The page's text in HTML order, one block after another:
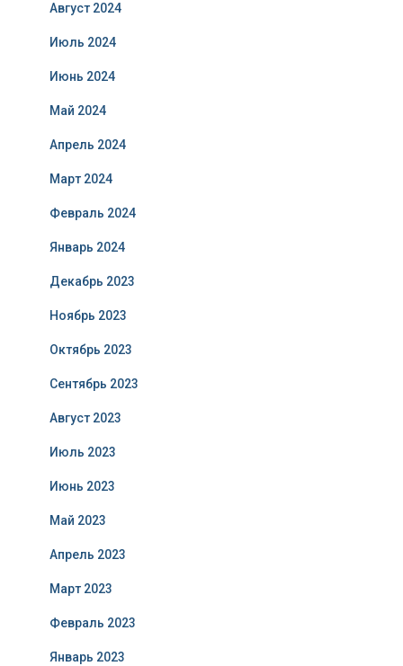
Август 2024
Июль 2024
Июнь 2024
Май 2024
Апрель 2024
Март 2024
Февраль 2024
Январь 2024
Декабрь 2023
Ноябрь 2023
Октябрь 2023
Сентябрь 2023
Август 2023
Июль 2023
Июнь 2023
Май 2023
Апрель 2023
Март 2023
Февраль 2023
Январь 2023